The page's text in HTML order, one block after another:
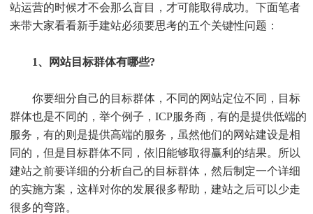
站运营的时候才不会那么盲目，才可能取得成功。下面笔者
来带大家看看新手建站必须要思考的五个关键性问题：
1、网站目标群体有哪些?
你要细分自己的目标群体，不同的网站定位不同，目标
群体也是不同的，举个例子，ICP服务商，有的是提供低端的
服务，有的则是提供高端的服务，虽然他们的网站建设是相
同的，但是目标群体不同，依旧能够取得赢利的结果。所以
建站之前要详细的分析自己的目标群体，然后制定一个详细
的实施方案，这样对你的发展很多帮助，建站之后可以少走
很多的弯路。